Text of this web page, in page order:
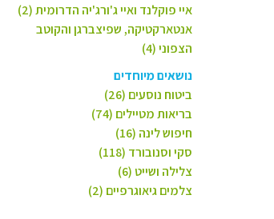
איי פוקלנד ואיי ג'ורג'יה הדרומית (2)
אנטארקטיקה, שפיצברגן והקוטב
הצפוני (4)
נושאים מיוחדים
ביטוח נוסעים (26)
בריאות מטיילים (74)
חיפוש לינה (16)
סקי וסנובורד (118)
צלילה ושייט (6)
צלמים גיאוגרפיים (2)